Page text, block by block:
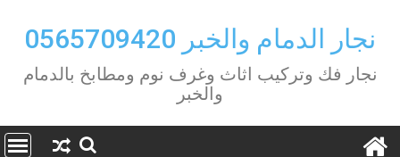
contentنجار الدمام والخبر 0565709420
نجار فك وتركيب اثاث وغرف نوم ومطابخ بالدمام
والخبر